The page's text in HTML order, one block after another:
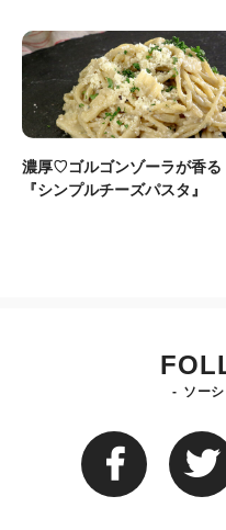
濃厚♡ゴルゴンゾーラが香る
『シンプルチーズパスタ』
ソー